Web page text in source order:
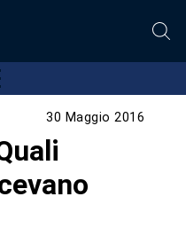
30 Maggio 2016